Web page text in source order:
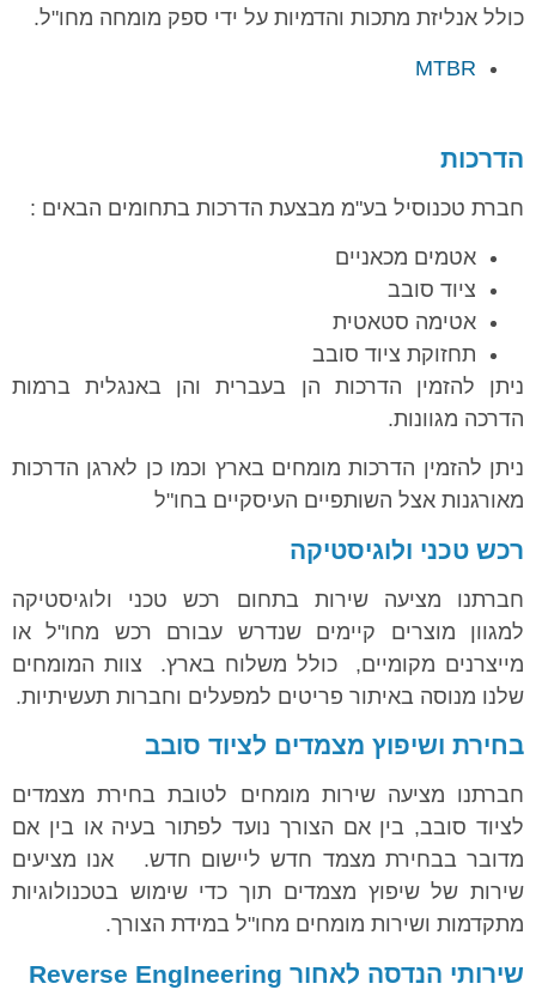
כולל אנליזת מתכות והדמיות על ידי ספק מומחה מחו"ל.
MTBR
הדרכות
חברת טכנוסיל בע"מ מבצעת הדרכות בתחומים הבאים :
אטמים מכאניים
ציוד סובב
אטימה סטאטית
תחזוקת ציוד סובב
ניתן להזמין הדרכות הן בעברית והן באנגלית ברמות
הדרכה מגוונות.
ניתן להזמין הדרכות מומחים בארץ וכמו כן לארגן הדרכות
מאורגנות אצל השותפיים העיסקיים בחו"ל
רכש טכני ולוגיסטיקה
חברתנו מציעה שירות בתחום רכש טכני ולוגיסטיקה
למגוון מוצרים קיימים שנדרש עבורם רכש מחו"ל או
מייצרנים מקומיים, כולל משלוח בארץ. צוות המומחים
שלנו מנוסה באיתור פריטים למפעלים וחברות תעשיתיות.
בחירת ושיפוץ מצמדים לציוד סובב
חברתנו מציעה שירות מומחים לטובת בחירת מצמדים
לציוד סובב, בין אם הצורך נועד לפתור בעיה או בין אם
מדובר בבחירת מצמד חדש ליישום חדש. אנו מציעים
שירות של שיפוץ מצמדים תוך כדי שימוש בטכנולוגיות
מתקדמות ושירות מומחים מחו"ל במידת הצורך.
שירותי הנדסה לאחור Reverse EngIneering